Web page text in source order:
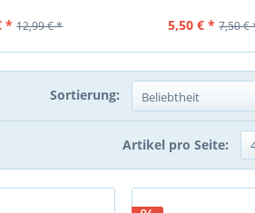
* 12,99 € *
5,50 € * 7,50 €
Sortierung:
Artikel pro Seite: